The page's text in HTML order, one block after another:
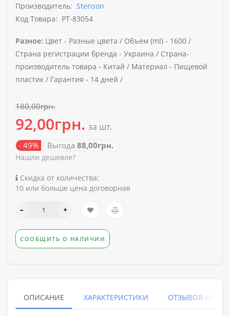
Производитель: Stenson
Код Товара: PT-83054
Разное: Цвет - Разные цвета / Объем (ml) - 1600 /
Страна регистрации бренда - Украина / Страна-
производитель товара - Китай / Материал - Пищевой
пластик / Гарантия - 14 дней /
180,00грн.
92,00грн. за шт.
- 49% Выгода 88,00грн.
Нашли дешевле?
Скидка от количества:
10 или больше цена договорная
СООБЩИТЬ О НАЛИЧИИ
ОПИСАНИЕ ХАРАКТЕРИСТИКИ ОТЗЫВОВ (0)